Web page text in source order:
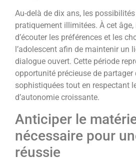
Au-delà de dix ans, les
pratiquement illimitées. À cet âge,
d’écouter les préférences et les
l’adolescent afin de maintenir un
dialogue ouvert. Cette période
opportunité précieuse de
sophistiquées tout en respectant
d’autonomie croissante.
Anticiper le
nécessaire pour
réussie